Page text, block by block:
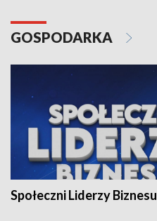
GOSPODARKA
Społeczni Liderzy Biznesu